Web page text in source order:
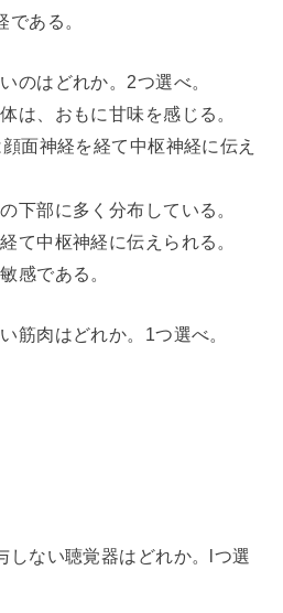
ある。
はどれか。2つ選べ。
は、おもに甘味を感じる。
面神経を経て中枢神経に伝え
下部に多く分布している。
て中枢神経に伝えられる。
感である。
肉はどれか。1つ選べ。
ない聴覚器はどれか。lつ選